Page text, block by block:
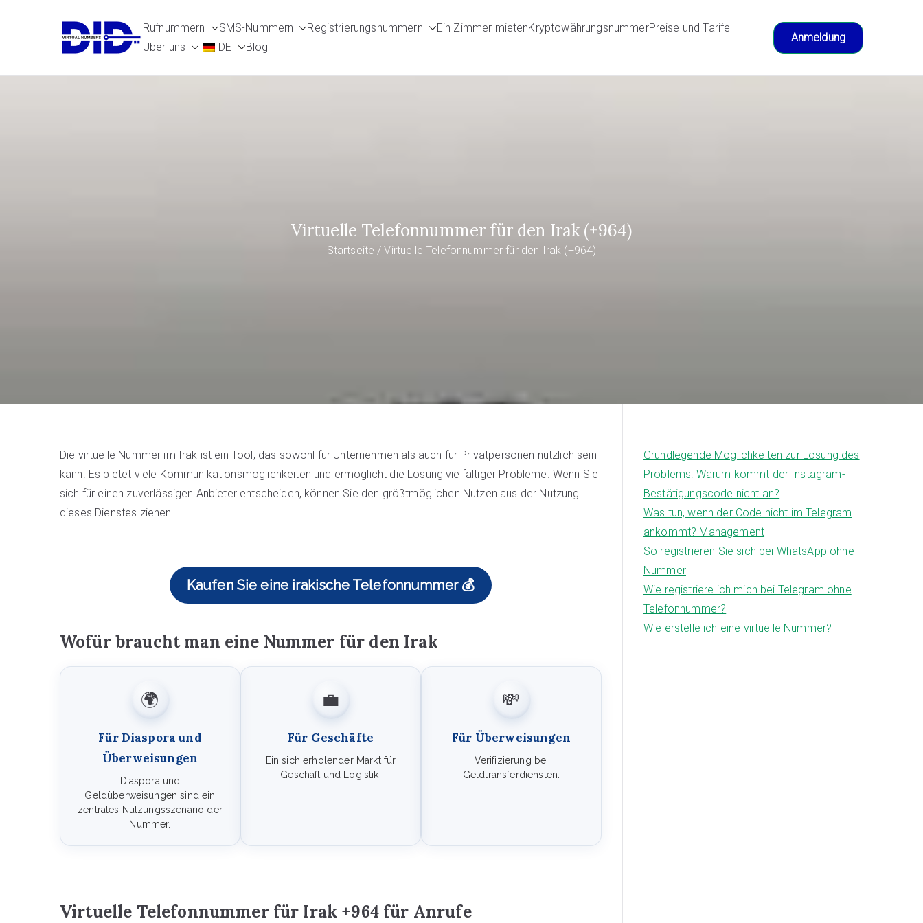
DIDVirtualNumbers.com
Virtuelle Telefonnummern
Rufnummern SMS-Nummern Registrierungsnummern Ein Zimmer mietenKryptowährungsnummerPreise und Tarife
Über uns
DE Blog
Anmeldung
Virtuelle Telefonnummer für den Irak (+964)
Startseite Virtuelle Telefonnummer für den Irak (+964)
Die virtuelle Nummer im Irak ist ein Tool, das sowohl für Unternehmen als auch für Privatpersonen nützlich sein
kann. Es bietet viele Kommunikationsmöglichkeiten und ermöglicht die Lösung vielfältiger Probleme. Wenn Sie
sich für einen zuverlässigen Anbieter entscheiden, können Sie den größtmöglichen Nutzen aus der Nutzung
dieses Dienstes ziehen.
Kaufen Sie eine irakische Telefonnummer 💰
Wofür braucht man eine Nummer für den Irak
🌍
Für Diaspora und
Überweisungen
Diaspora und
Geldüberweisungen sind ein
zentrales Nutzungsszenario der
Nummer.
💼
Für Geschäfte
Ein sich erholender Markt für
Geschäft und Logistik.
💸
Für Überweisungen
Verifizierung bei
Geldtransferdiensten.
Virtuelle Telefonnummer für Irak +964 für Anrufe
Grundlegende Möglichkeiten zur Lösung des
Problems: Warum kommt der Instagram-
Bestätigungscode nicht an?
Was tun, wenn der Code nicht im Telegram
ankommt? Management
So registrieren Sie sich bei WhatsApp ohne
Nummer
Wie registriere ich mich bei Telegram ohne
Telefonnummer?
Wie erstelle ich eine virtuelle Nummer?